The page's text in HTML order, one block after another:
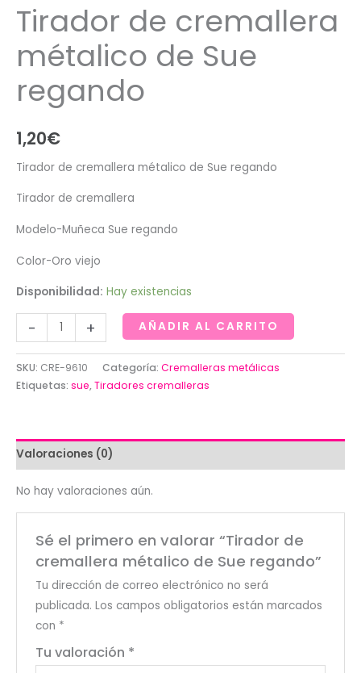
Tirador de cremallera
métalico de Sue
regando
1,20€
Tirador de cremallera métalico de Sue regando
Tirador de cremallera
Modelo-Muñeca Sue regando
Color-Oro viejo
Disponibilidad: Hay existencias
-
de
cremallera
métalico
regando
+ AÑADIR AL CARRITO
SKU: CRE-9610 Categoría: Cremalleras metálicas
Etiquetas: sue,Tiradores cremalleras
Valoraciones (0)
No hay valoraciones aún.
Sé el primero en valorar “Tirador de
cremallera métalico de Sue regando”
Tu dirección de correo electrónico no será
publicada. Los campos obligatorios están marcados
con *
Tu valoración *